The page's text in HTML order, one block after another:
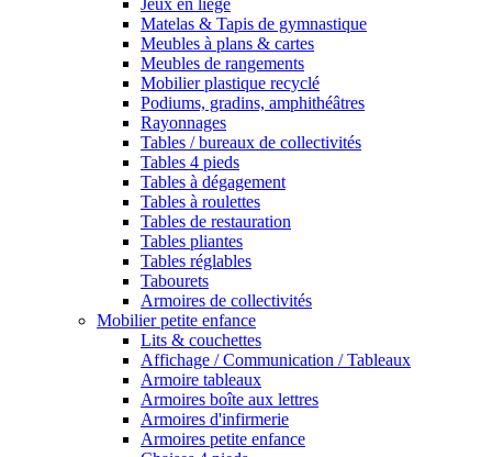
Jeux en liège
Matelas & Tapis de gymnastique
Meubles à plans & cartes
Meubles de rangements
Mobilier plastique recyclé
Podiums, gradins, amphithéâtres
Rayonnages
Tables / bureaux de collectivités
Tables 4 pieds
Tables à dégagement
Tables à roulettes
Tables de restauration
Tables pliantes
Tables réglables
Tabourets
Armoires de collectivités
Mobilier petite enfance
Lits & couchettes
Affichage / Communication / Tableaux
Armoire tableaux
Armoires boîte aux lettres
Armoires d'infirmerie
Armoires petite enfance